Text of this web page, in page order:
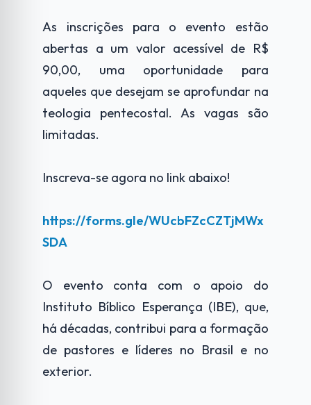
As inscrições para o evento estão
abertas a um valor acessível de R$
90,00, uma oportunidade para
aqueles que desejam se aprofundar na
teologia pentecostal. As vagas são
limitadas.
Inscreva-se agora no link abaixo!
https://forms.gle/WUcbFZcCZTjMWx
SDA
O evento conta com o apoio do
Instituto Bíblico Esperança (IBE), que,
há décadas, contribui para a formação
de pastores e líderes no Brasil e no
exterior.